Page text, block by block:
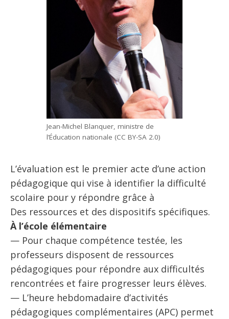
Jean-Michel Blanquer, ministre de
l’Éducation nationale (CC BY-SA 2.0)
L’évaluation est le premier acte d’une action
pédagogique qui vise à identifier la difficulté
scolaire pour y répondre grâce à
Des ressources et des dispositifs spécifiques.
À l’école élémentaire
— Pour chaque compétence testée, les
professeurs disposent de ressources
pédagogiques pour répondre aux difficultés
rencontrées et faire progresser leurs élèves.
— L’heure hebdomadaire d’activités
pédagogiques complémentaires (APC) permet